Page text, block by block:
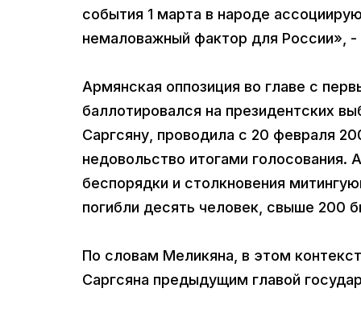
события 1 марта в народе
немаловажный фактор для России», -
Армянская оппозиция во главе с
баллотировался на президентских
Саргсяну, проводила с 20 февраля
недовольство итогами голосования.
беспорядки и столкновения
погибли десять человек, свыше 200
По словам Меликяна, в этом
Саргсяна предыдущим главой